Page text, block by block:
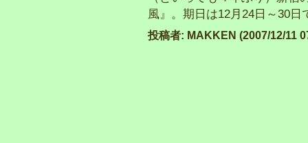
風』。期日は12月24日～30
投稿者: MAKKEN (2007/12/11